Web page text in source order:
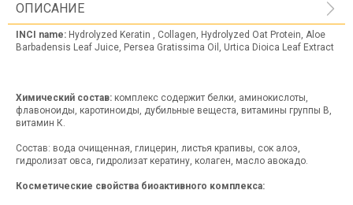
ОПИСАНИЕ
INCI name: Hydrolyzed Keratin , Collagen, Hydrolyzed Oat Protein, Aloe
Barbadensis Leaf Juice, Persea Gratissima Oil, Urtica Dioica Leaf Extract
Химический состав: комплекс содержит белки, аминокислоты,
флавоноиды, каротиноиды, дубильные вещеста, витамины группы B,
витамин К.
Состав: вода очищенная, глицерин, листья крапивы, сок алоэ,
гидролизат овса, гидролизат кератину, колаген, масло авокадо.
Косметические свойства биоактивного комплекса: